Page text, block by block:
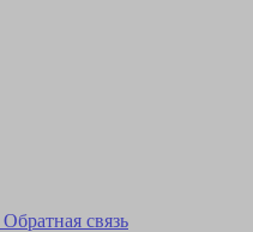
Обратная связь